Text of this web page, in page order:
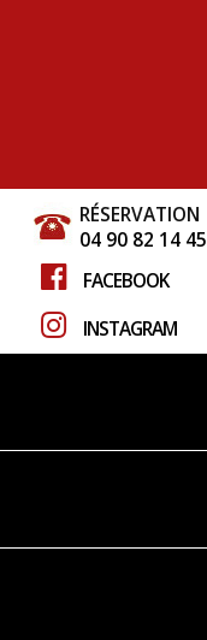
RÉSERVATION
04 90 82 14 45
FACEBOOK
INSTAGRAM